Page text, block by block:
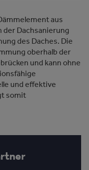
aus
der Dachsanierung
des Daches. Die
oberhalb der
und kann ohne
und effektive
somit